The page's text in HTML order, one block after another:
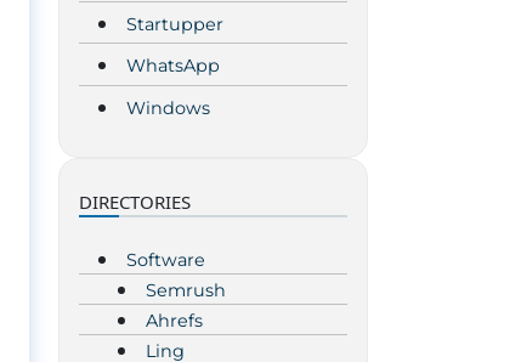
Startupper
WhatsApp
Windows
DIRECTORIES
Software
Semrush
Ahrefs
Ling